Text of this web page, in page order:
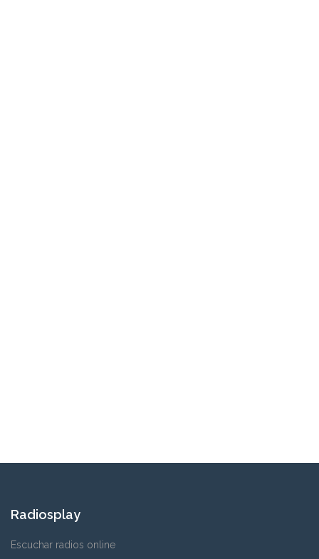
Radiosplay
Escuchar radios online